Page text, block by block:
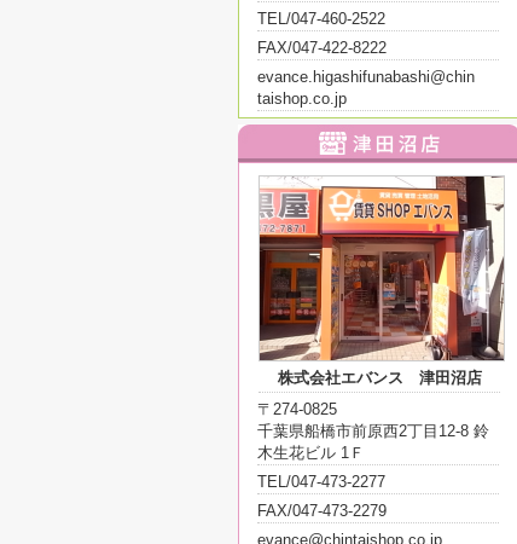
TEL/047-460-2522
FAX/047-422-8222
evance.higashifunabashi@chin
taishop.co.jp
株式会社エバンス 津田沼店
〒274-0825
千葉県船橋市前原西2丁目12-8 鈴
木生花ビル 1Ｆ
TEL/047-473-2277
FAX/047-473-2279
evance@chintaishop.co.jp